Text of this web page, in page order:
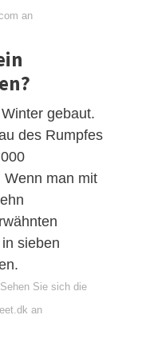
an
gebaut.
des Rumpfes
Wenn man mit
sieben
Sehen Sie sich die
an